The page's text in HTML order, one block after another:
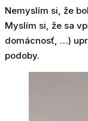
Nemyslím si, že bol
Myslím si, že sa
domácnosť, …)
podoby.